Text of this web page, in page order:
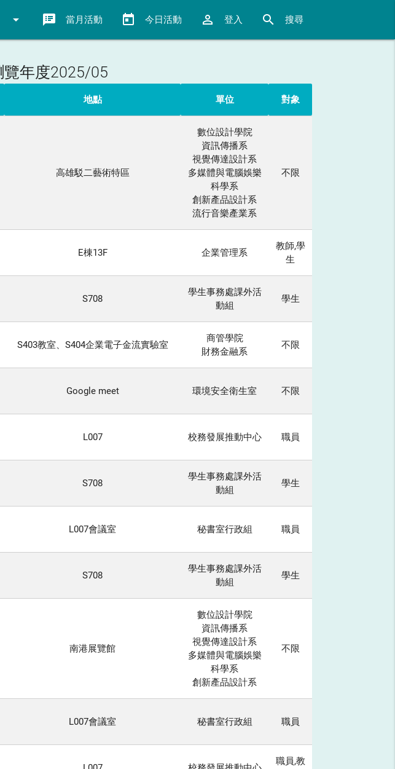
arrow_drop_down 當月活動
speaker_notes 今日活動
today 登入
perm_identity 搜尋
search
年度2025/05
地點 單位 對象
高雄駁二藝術特區
數位設計學院
資訊傳播系
視覺傳達設計系
多媒體與電腦娛樂
科學系
創新產品設計系
流行音樂產業系
不限
E棟13F 企業管理系
教師,學
生
S708
學生事務處課外活
動組
學生
S403教室、S404企業電子金流實驗室
商管學院
財務金融系
不限
Google meet 環境安全衛生室 不限
L007 校務發展推動中心 職員
S708
學生事務處課外活
動組
學生
L007會議室 秘書室行政組 職員
S708
學生事務處課外活
動組
學生
南港展覽館
數位設計學院
資訊傳播系
視覺傳達設計系
多媒體與電腦娛樂
科學系
創新產品設計系
不限
L007會議室 秘書室行政組 職員
職員,教